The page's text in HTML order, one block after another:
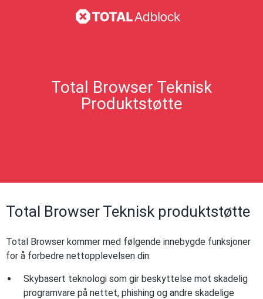
Total Browser Teknisk
Produktstøtte
Total Browser Teknisk produktstøtte
Total Browser kommer med følgende innebygde funksjoner
for å forbedre nettopplevelsen din:
Skybasert teknologi som gir beskyttelse mot skadelig
programvare på nettet, phishing og andre skadelige